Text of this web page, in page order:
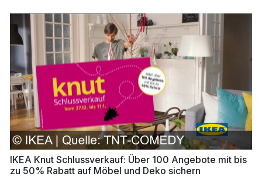
IKEA Knut Schlussverkauf: Über 100 Angebote mit bis
zu 50% Rabatt auf Möbel und Deko sichern